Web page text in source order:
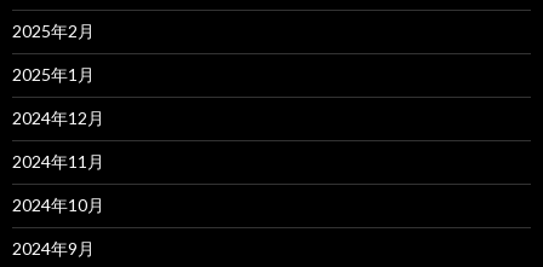
2025年2月
2025年1月
2024年12月
2024年11月
2024年10月
2024年9月